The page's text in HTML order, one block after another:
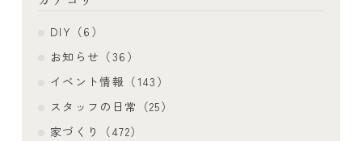
DIY（6）
お知らせ（36）
イベント情報（143）
スタッフの日常（25）
家づくり（472）